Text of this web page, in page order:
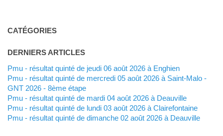
CATÉGORIES
DERNIERS ARTICLES
Pmu - résultat quinté de jeudi 06 août 2026 à Enghien
Pmu - résultat quinté de mercredi 05 août 2026 à Saint-Malo -
GNT 2026 - 8ème étape
Pmu - résultat quinté de mardi 04 août 2026 à Deauville
Pmu - résultat quinté de lundi 03 août 2026 à Clairefontaine
Pmu - résultat quinté de dimanche 02 août 2026 à Deauville